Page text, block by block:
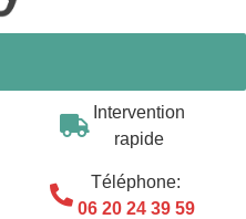
Intervention
rapide
Téléphone:
06 20 24 39 59